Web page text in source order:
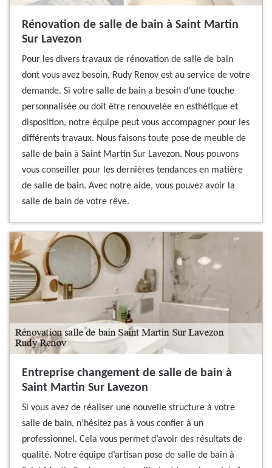
Rénovation de salle de bain à Saint Martin
Sur Lavezon
Pour les divers travaux de rénovation de salle de bain
dont vous avez besoin, Rudy Renov est au service de votre
demande. Si votre salle de bain a besoin d’une touche
personnalisée ou doit être renouvelée en esthétique et
disposition, notre équipe peut vous accompagner pour les
différents travaux. Nous faisons toute pose de meuble de
salle de bain à Saint Martin Sur Lavezon. Nous pouvons
vous conseiller pour les dernières tendances en matière
de salle de bain. Avec notre aide, vous pouvez avoir la
salle de bain de votre rêve.
Entreprise changement de salle de bain à
Saint Martin Sur Lavezon
Si vous avez de réaliser une nouvelle structure à votre
salle de bain, n’hésitez pas à vous confier à un
professionnel. Cela vous permet d’avoir des résultats de
qualité. Notre équipe d’artisan pose de salle de bain à